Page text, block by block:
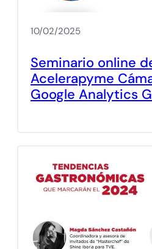
10/02/2025
Seminario online
Acelerapyme
Google Analytics